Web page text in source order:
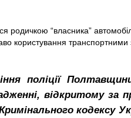
родичкою “власника”
користування
поліції
відкритому за
кодексу